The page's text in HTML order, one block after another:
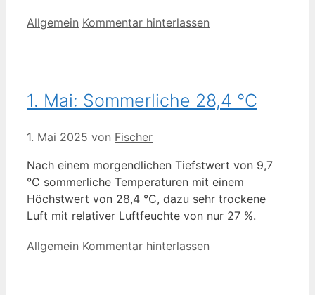
Kategorien
Allgemein Kommentar hinterlassen
1. Mai: Sommerliche 28,4 °C
1. Mai 2025 von Fischer
Nach einem morgendlichen Tiefstwert von 9,7
°C sommerliche Temperaturen mit einem
Höchstwert von 28,4 °C, dazu sehr trockene
Luft mit relativer Luftfeuchte von nur 27 %.
Kategorien
Allgemein Kommentar hinterlassen